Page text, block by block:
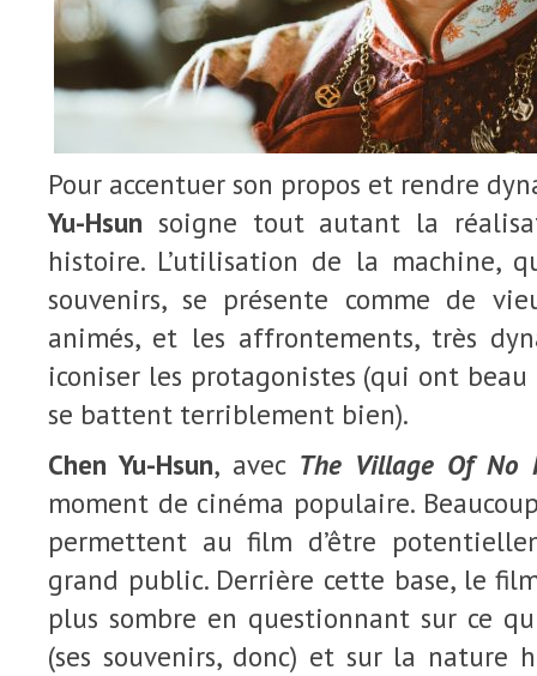
Pour accentuer son propos et rendre
Yu-Hsun soigne tout autant la
histoire. L’utilisation de la machine,
souvenirs, se présente comme de
animés, et les affrontements, très
iconiser les protagonistes (qui ont
se battent terriblement bien).
Chen Yu-Hsun, avec The Village Of No
moment de cinéma populaire.
permettent au film d’être
grand public. Derrière cette base, le
plus sombre en questionnant sur ce
(ses souvenirs, donc) et sur la nature